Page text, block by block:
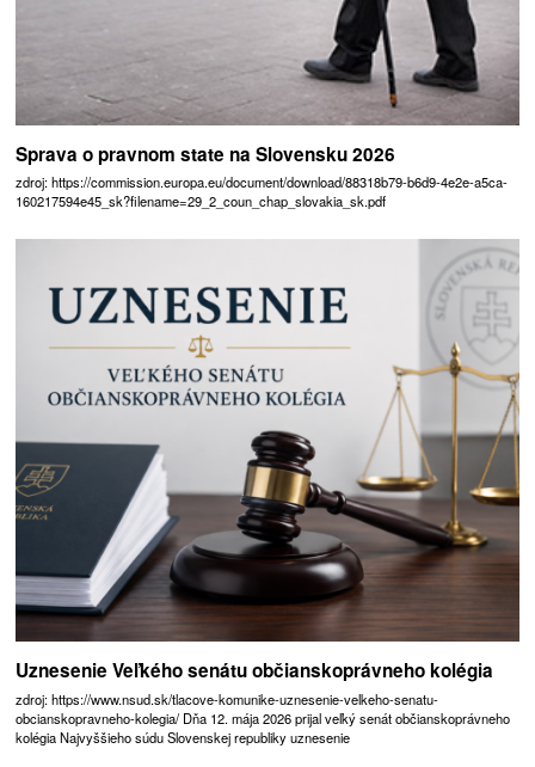
Sprava o pravnom state na Slovensku 2026
zdroj: https://commission.europa.eu/document/download/88318b79-b6d9-4e2e-a5ca-
160217594e45_sk?filename=29_2_coun_chap_slovakia_sk.pdf
Uznesenie Veľkého senátu občianskoprávneho kolégia
zdroj: https://www.nsud.sk/tlacove-komunike-uznesenie-velkeho-senatu-
obcianskopravneho-kolegia/ Dňa 12. mája 2026 prijal veľký senát občianskoprávneho
kolégia Najvyššieho súdu Slovenskej republiky uznesenie